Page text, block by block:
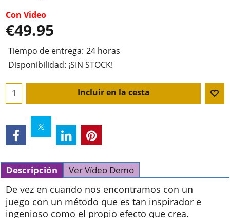
Con Video
€49.95
Tiempo de entrega: 24 horas
Disponibilidad: ¡SIN STOCK!
Incluir en la cesta
Descripción Ver Vídeo Demo
De vez en cuando nos encontramos con un
juego con un método que es tan inspirador e
ingenioso como el propio efecto que crea.